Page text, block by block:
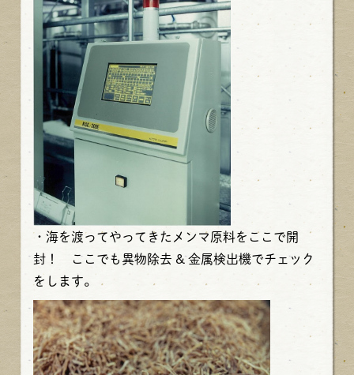
・海を渡ってやってきたメンマ原料をここで開
封！ ここでも異物除去 & 金属検出機でチェック
をします。